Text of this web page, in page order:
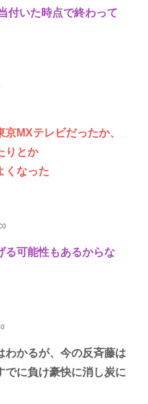
付いた時点で終わって
MXテレビだったか、
りとか
くなった
る可能性もあるからな
わかるが、今の反斉藤は
でに負け豪快に消し炭に